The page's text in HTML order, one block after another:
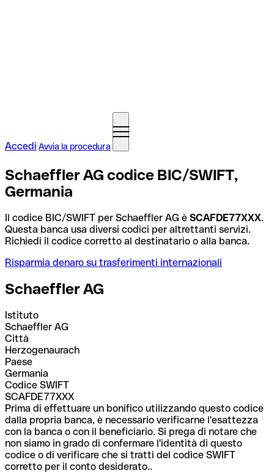
Accedi Avvia la procedura
Schaeffler AG codice BIC/SWIFT,
Germania
Il codice BIC/SWIFT per Schaeffler AG è SCAFDE77XXX.
Questa banca usa diversi codici per altrettanti servizi.
Richiedi il codice corretto al destinatario o alla banca.
Risparmia denaro su trasferimenti internazionali
Schaeffler AG
Istituto
Schaeffler AG
Città
Herzogenaurach
Paese
Germania
Codice SWIFT
SCAFDE77XXX
Prima di effettuare un bonifico utilizzando questo codice
dalla propria banca, è necessario verificarne l'esattezza
con la banca o con il beneficiario. Si prega di notare che
non siamo in grado di confermare l'identità di questo
codice o di verificare che si tratti del codice SWIFT
corretto per il conto desiderato..